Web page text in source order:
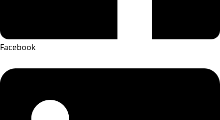
Facebook